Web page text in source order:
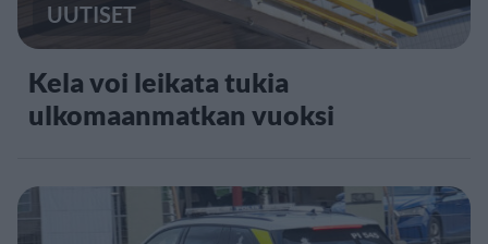
UUTISET
Kela voi leikata tukia
ulkomaanmatkan vuoksi